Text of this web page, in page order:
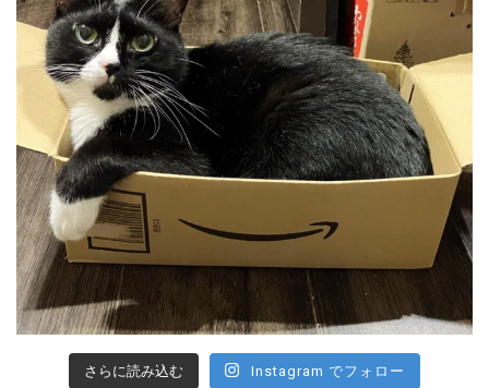
さらに読み込む Instagram でフォロー